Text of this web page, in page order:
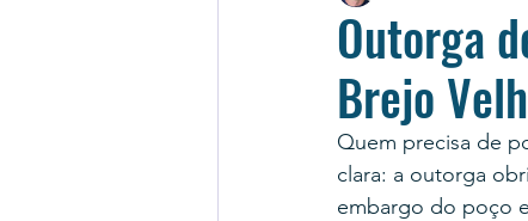
Outorga
Brejo
Quem precisa de
clara: a outorga
embargo do poço